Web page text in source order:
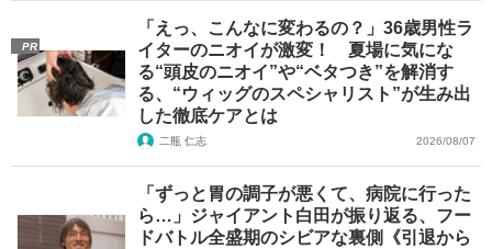
PR
「えっ、こんなに変わるの？」36歳男性ラ
イターのニオイが激変！ 夏場に気にな
る“頭皮のニオイ”や“ベタつき”を解消す
る、“ウィッグのスペシャリスト”が生み出
した徹底ケアとは
二瓶 仁志 2026/08/07
「ずっと胃の調子が悪くて、病院に行った
ら…」ジャイアント白田が振り返る、フー
ドバトル全盛期のシビアな裏側《引退から